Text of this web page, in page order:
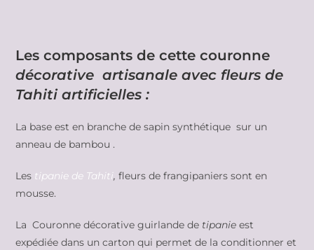
Les composants de cette couronne
décorative artisanale avec fleurs de
Tahiti artificielles :
La base est en branche de sapin synthétique sur un
anneau de bambou .
Les tipanie de Tahiti, fleurs de frangipaniers sont en
mousse.
La Couronne décorative guirlande de tipanie est
expédiée dans un carton qui permet de la conditionner et